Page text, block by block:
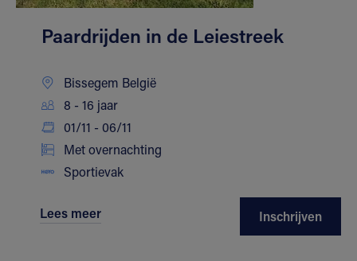
Paardrijden in de Leiestreek
Bissegem België
8 - 16 jaar
01/11 - 06/11
Met overnachting
Sportievak
Lees meer Inschrijven